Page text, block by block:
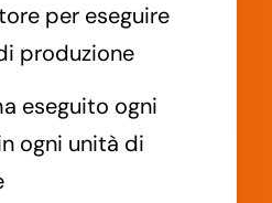
per eseguire
produzione
eseguito ogni
ogni unità di